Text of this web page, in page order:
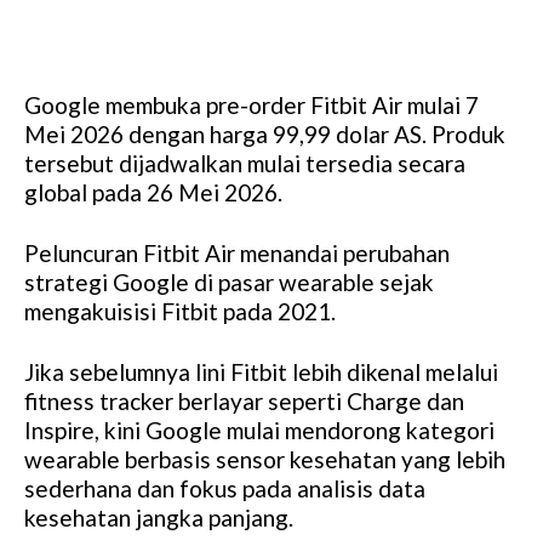
Google membuka pre-order Fitbit Air mulai 7
Mei 2026 dengan harga 99,99 dolar AS. Produk
tersebut dijadwalkan mulai tersedia secara
global pada 26 Mei 2026.
Peluncuran Fitbit Air menandai perubahan
strategi Google di pasar wearable sejak
mengakuisisi Fitbit pada 2021.
Jika sebelumnya lini Fitbit lebih dikenal melalui
fitness tracker berlayar seperti Charge dan
Inspire, kini Google mulai mendorong kategori
wearable berbasis sensor kesehatan yang lebih
sederhana dan fokus pada analisis data
kesehatan jangka panjang.